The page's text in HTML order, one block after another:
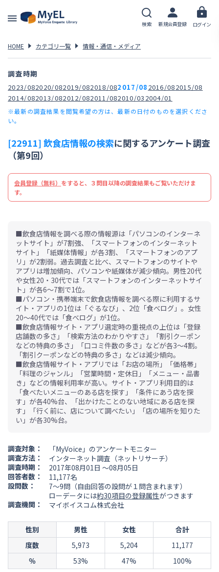
検索 新規会員登録 ログイン
HOME カテゴリ一覧 情報・通信・メディア
調査時期
2023/082020/082019/082018/082017/08 2016/082015/08
2014/082013/082012/082011/082010/03 2004/01
※最新の調査結果を閲覧希望の方は、最新の日付のものを選択くださ
い。
[22911] 飲食店情報の検索に関するアンケート調査
（第9回）
会員登録（無料） をすると、３問目以降の調査結果もご覧いただけま
す。
■飲食店情報を調べる際の情報源は「パソコンのインターネ
ットサイト」が7割強、「スマートフォンのインターネット
サイト」「紙媒体情報」が各3割、「スマートフォンのアプ
リ」が2割弱。過去調査と比べ、スマートフォンのサイトや
アプリは増加傾向、パソコンや紙媒体が減少傾向。男性20代
や女性20・30代では「スマートフォンのインターネットサイ
ト」が各6～7割で1位。
■パソコン・携帯端末で飲食店情報を調べる際に利用するサ
イト・アプリの1位は「ぐるなび」、2位「食べログ」。女性
20～40代では「食べログ」が1位。
■飲食店情報サイト・アプリ選定時の重視点の上位は「登録
店舗数の多さ」「検索方法のわかりやすさ」「割引クーポン
などの特典の多さ」「口コミ件数の多さ」などが各3～4割。
「割引クーポンなどの特典の多さ」などは減少傾向。
■飲食店情報サイト・アプリでは「お店の場所」「価格帯」
「料理のジャンル」「営業時間・定休日」「メニュー・品書
き」などの情報利用率が高い。サイト・アプリ利用目的は
「食べたいメニューのある店を探す」「条件にあう店を探
す」が各40%台、「出かけたことのない地域にある店を探
す」「行く前に、店について調べたい」「店の場所を知りた
い」が各30%台。
調査対象：
「MyVoice」のアンケートモニター
調査方法：
インターネット調査（ネットリサーチ）
調査時期：
2017年08月01日 ～08月05日
回答者数：
11,177名
設問数：
7～9問（自由回答の設問が１問含まれます）
ローデータには約30項目の登録属性がつきます
調査機関：
マイボイスコム株式会社
性別 男性 女性
合計
度数
5,973 5,204
11,177
％
53% 47% 100%